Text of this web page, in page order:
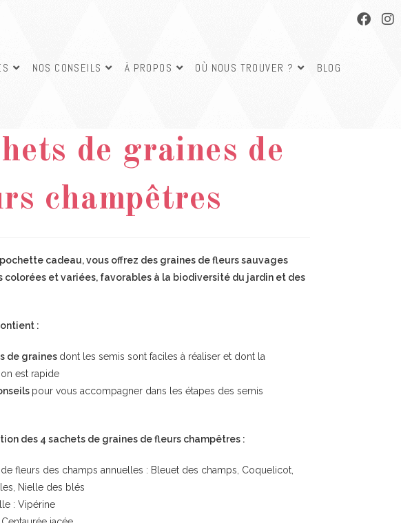
NOS CONSEILS À PROPOS OÙ NOUS TROUVER ? BLOG
de graines de
champêtres
cadeau, vous offrez des graines de fleurs sauvages
colorées et variées, favorables à la biodiversité du jardin et des
:
de graines dont les semis sont faciles à réaliser et dont la
est rapide
pour vous accompagner dans les étapes des semis
des 4 sachets de graines de fleurs champêtres :
fleurs des champs annuelles : Bleuet des champs, Coquelicot,
Nielle des blés
: Vipérine